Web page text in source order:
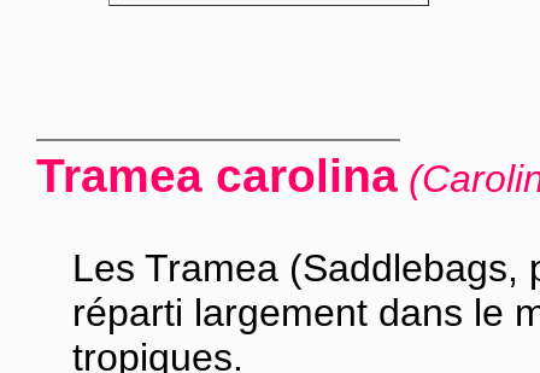
Tramea carolina
Les Tramea (Saddlebags,
réparti largement dans le
tropiques.